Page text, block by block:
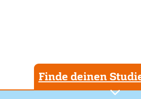
Finde deinen